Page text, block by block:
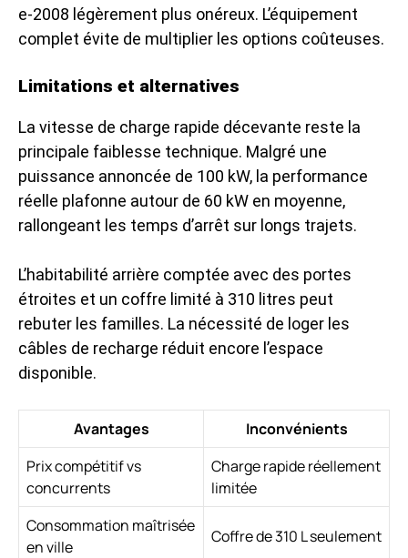
e-2008 légèrement plus onéreux. L’équipement
complet évite de multiplier les options coûteuses.
Limitations et alternatives
La vitesse de charge rapide décevante reste la
principale faiblesse technique. Malgré une
puissance annoncée de 100 kW, la performance
réelle plafonne autour de 60 kW en moyenne,
rallongeant les temps d’arrêt sur longs trajets.
L’habitabilité arrière comptée avec des portes
étroites et un coffre limité à 310 litres peut
rebuter les familles. La nécessité de loger les
câbles de recharge réduit encore l’espace
disponible.
Avantages
Inconvénients
Prix compétitif vs
concurrents
Charge rapide réellement
limitée
Consommation maîtrisée
en ville
Coffre de 310 L seulement